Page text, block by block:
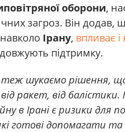
оборони,
загроз. Він додав,
Ірану, впливає
підтримку.
теж шукаємо рішення,
ракет, від балістики.
в Ірані є ризики для
готові допомагати